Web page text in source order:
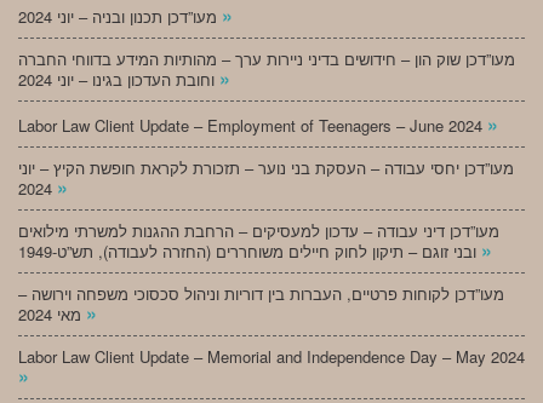
»
מעו”דכן שוק הון – חידושים בדיני ניירות ערך – מהותיות המידע בדווחי החברה
»
Labor Law Client Update – Employment of Teenagers – June 2024 »
מעו”דכן יחסי עבודה – העסקת בני נוער – תזכורת לקראת חופשת הקיץ – יוני
»
מעו”דכן דיני עבודה – עדכון למעסיקים – הרחבת ההגנות למשרתי מילואים
»
מעו”דכן לקוחות פרטיים, העברות בין דוריות וניהול סכסוכי משפחה וירושה –
»
Labor Law Client Update – Memorial and Independence Day – May 2024
»